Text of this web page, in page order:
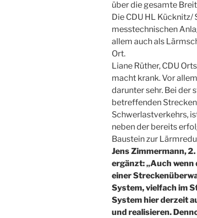
über die gesamte
Die CDU HL
messtechnischen
allem auch als
Ort.
Liane Rüther, CDU
macht krank. Vor
darunter sehr. Bei der
betreffenden
Schwerlastverkehrs,
neben der bereits
Baustein zur
Jens Zimmermann,
ergänzt: „Auch wenn
einer
System, vielfach im
System hier derzeit
und realisieren.